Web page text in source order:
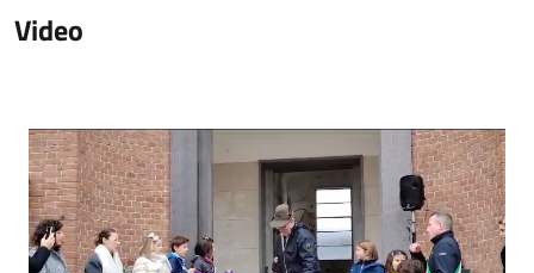
Video